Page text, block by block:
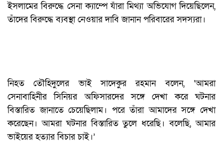
ইসলামের বিরুদ্ধে সেনা ক্যাম্পে যাঁরা মিথ্যা অভিযোগ দিয়েছিলেন,
তাঁদের বিরুদ্ধে ব্যবস্থা নেওয়ার দাবি জানান পরিবারের সদস্যরা।
নিহত তৌহিদুলের ভাই সাদেকুর রহমান বলেন, ‘আমরা
সেনাবাহিনীর সিনিয়র অফিসারদের সঙ্গে দেখা করে ঘটনার
বিস্তারিত জানাতে চেয়েছিলাম। পরে তাঁরা আমাদের সঙ্গে দেখা
করেছেন। আমরা ঘটনার বিস্তারিত তুলে ধরেছি। বলেছি, আমার
ভাইয়ের হত্যার বিচার চাই।’